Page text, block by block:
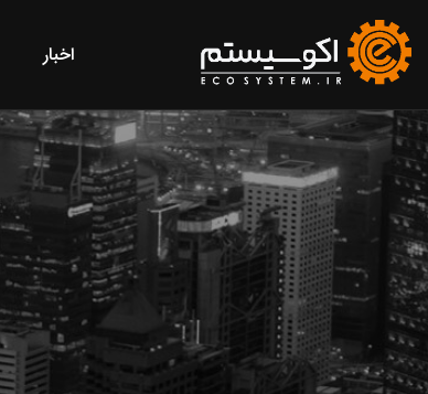
اخبار